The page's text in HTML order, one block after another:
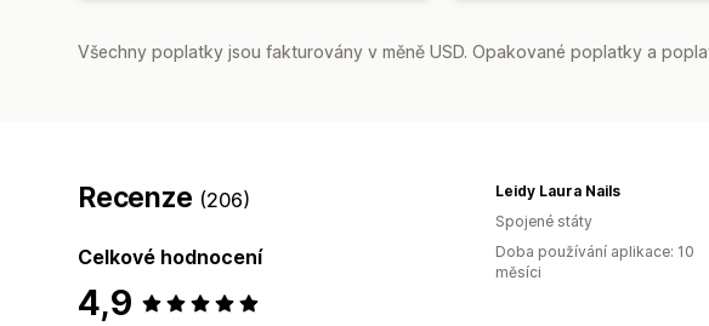
Všechny poplatky jsou fakturovány v měně USD. Opakované poplatky a
Recenze (206)
Celkové hodnocení
4,9
Leidy Laura Nails
Spojené státy
Doba používání aplikace: 10
měsíci